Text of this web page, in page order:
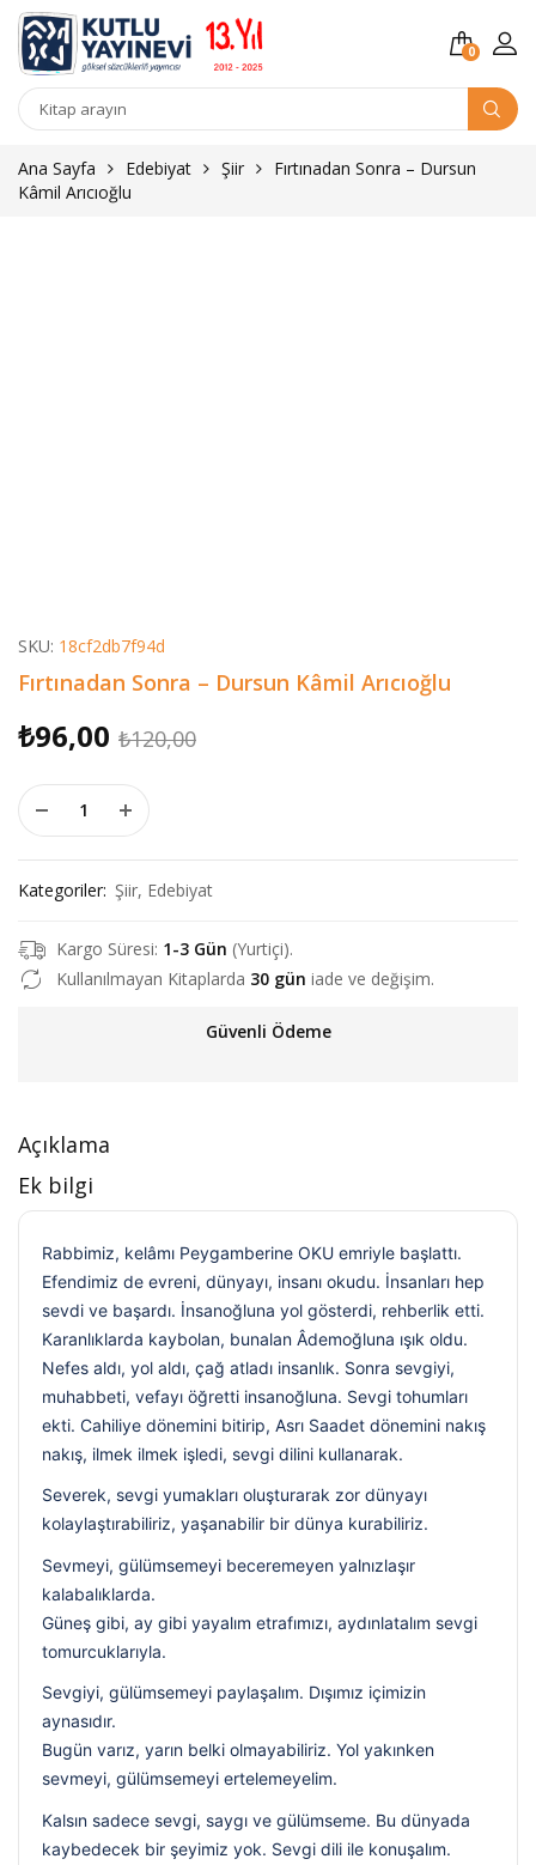
0
Kitap
Ana Sayfa
Edebiyat Şiir
Fırtınadan Sonra – Dursun
Kâmil Arıcıoğlu
SKU: 18cf2db7f94d
Fırtınadan Sonra – Dursun Kâmil Arıcıoğlu
₺120,00Orijinal
₺96,00
Şu
Fırtınadan Sonra - Dursun Kâmil Arıcıoğlu adet
Kategoriler: Şiir, Edebiyat
Kargo Süresi: 1-3 Gün (Yurtiçi).
Kullanılmayan Kitaplarda 30 gün iade ve değişim.
Güvenli Ödeme
Açıklama
Ek bilgi
Rabbimiz, kelâmı Peygamberine OKU emriyle başlattı.
Efendimiz de evreni, dünyayı, insanı okudu. İnsanları hep
sevdi ve başardı. İnsanoğluna yol gösterdi, rehberlik etti.
Karanlıklarda kaybolan, bunalan Âdemoğluna ışık oldu.
Nefes aldı, yol aldı, çağ atladı insanlık. Sonra sevgiyi,
muhabbeti, vefayı öğretti insanoğluna. Sevgi tohumları
ekti. Cahiliye dönemini bitirip, Asrı Saadet dönemini nakış
nakış, ilmek ilmek işledi, sevgi dilini kullanarak.
Severek, sevgi yumakları oluşturarak zor dünyayı
kolaylaştırabiliriz, yaşanabilir bir dünya kurabiliriz.
Sevmeyi, gülümsemeyi beceremeyen yalnızlaşır
kalabalıklarda.
Güneş gibi, ay gibi yayalım etrafımızı, aydınlatalım sevgi
tomurcuklarıyla.
Sevgiyi, gülümsemeyi paylaşalım. Dışımız içimizin
aynasıdır.
Bugün varız, yarın belki olmayabiliriz. Yol yakınken
sevmeyi, gülümsemeyi ertelemeyelim.
Kalsın sadece sevgi, saygı ve gülümseme. Bu dünyada
kaybedecek bir şeyimiz yok. Sevgi dili ile konuşalım.